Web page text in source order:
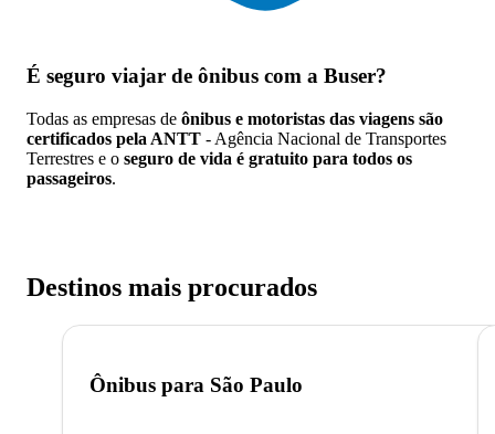
É seguro viajar de ônibus com a Buser?
Todas as empresas de ônibus e motoristas das viagens são
certificados pela ANTT - Agência Nacional de Transportes
Terrestres e o seguro de vida é gratuito para todos os
passageiros.
Destinos mais procurados
Ônibus para São Paulo